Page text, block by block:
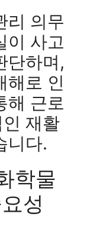
리 의무
이 사고
단하며,
해로 인
해 근로
재활
니다.
학물
성